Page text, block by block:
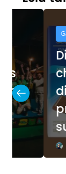
Gastronomia
Dia
Dalton